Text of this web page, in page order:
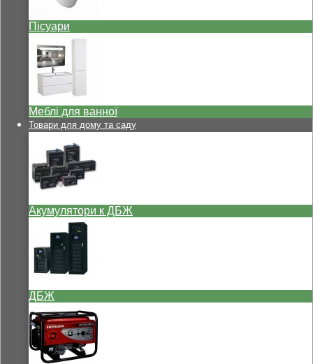
Пісуари
Меблі для ванної
Товари для дому та саду
Акумулятори к ДБЖ
ДБЖ